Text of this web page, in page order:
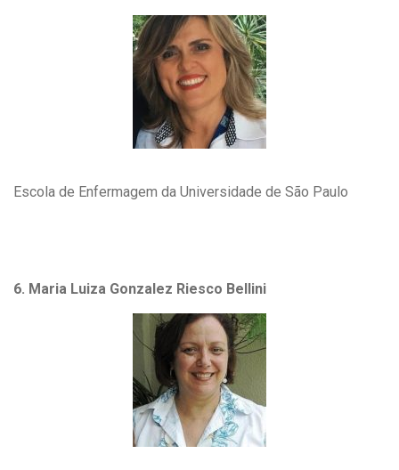
Escola de Enfermagem da Universidade de São Paulo
6. Maria Luiza Gonzalez Riesco Bellini